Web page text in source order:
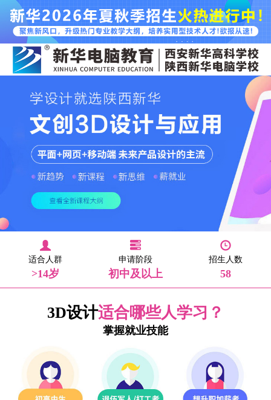
适合人群
>14岁
申请阶段
初中及以上
招生人数
58
3D设计适合哪些人学习？
掌握就业技能